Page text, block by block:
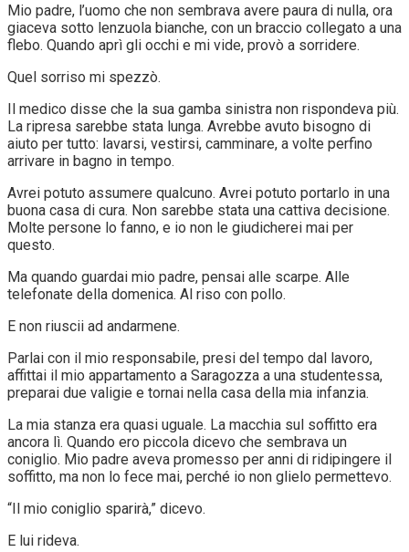
Mio padre, l’uomo che non sembrava avere paura di nulla, ora
giaceva sotto lenzuola bianche, con un braccio collegato a una
flebo. Quando aprì gli occhi e mi vide, provò a sorridere.
Quel sorriso mi spezzò.
Il medico disse che la sua gamba sinistra non rispondeva più.
La ripresa sarebbe stata lunga. Avrebbe avuto bisogno di
aiuto per tutto: lavarsi, vestirsi, camminare, a volte perfino
arrivare in bagno in tempo.
Avrei potuto assumere qualcuno. Avrei potuto portarlo in una
buona casa di cura. Non sarebbe stata una cattiva decisione.
Molte persone lo fanno, e io non le giudicherei mai per
questo.
Ma quando guardai mio padre, pensai alle scarpe. Alle
telefonate della domenica. Al riso con pollo.
E non riuscii ad andarmene.
Parlai con il mio responsabile, presi del tempo dal lavoro,
affittai il mio appartamento a Saragozza a una studentessa,
preparai due valigie e tornai nella casa della mia infanzia.
La mia stanza era quasi uguale. La macchia sul soffitto era
ancora lì. Quando ero piccola dicevo che sembrava un
coniglio. Mio padre aveva promesso per anni di ridipingere il
soffitto, ma non lo fece mai, perché io non glielo permettevo.
“Il mio coniglio sparirà,” dicevo.
E lui rideva.